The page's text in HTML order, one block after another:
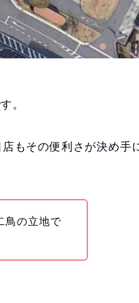
。
もその便利さが決め手
鳥の立地で